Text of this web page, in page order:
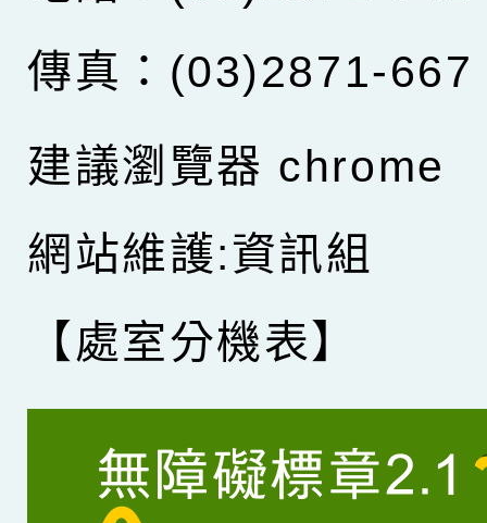
傳真：(03)2871-667
建議瀏覽器 chrome
網站維護:資訊組
【處室分機表】